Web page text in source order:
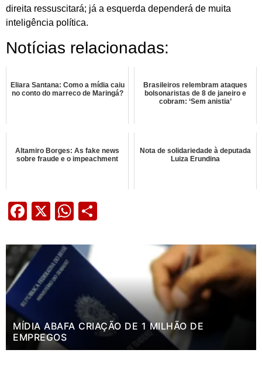
direita ressuscitará; já a esquerda dependerá de muita
inteligência política.
Notícias relacionadas:
Eliara Santana: Como a mídia caiu
no conto do marreco de Maringá?
Brasileiros relembram ataques
bolsonaristas de 8 de janeiro e
cobram: ‘Sem anistia’
Altamiro Borges: As fake news
sobre fraude e o impeachment
Nota de solidariedade à deputada
Luiza Erundina
Facebook
X WhatsApp
MÍDIA ABAFA CRIAÇÃO DE 1 MILHÃO DE
EMPREGOS